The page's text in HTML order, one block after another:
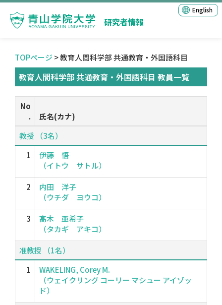
研究者情報
English
TOPページ > 教育人間科学部 共通教育・外国語科目
教育人間科学部 共通教育・外国語科目 教員一覧
No
.
氏名(カナ)
教授 （3名）
1
伊藤 悟
（イトウ サトル）
2
内田 洋子
（ウチダ ヨウコ）
3
髙木 亜希子
（タカギ アキコ）
准教授 （1名）
1
WAKELING, Corey M.
（ウェイクリング コーリー マシュー アイゾッ
ド）